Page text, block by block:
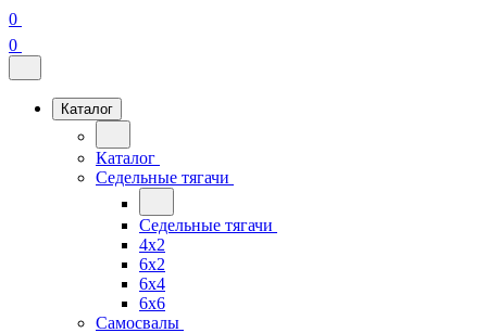
0
0
Каталог
Каталог
Седельные тягачи
Седельные тягачи
4x2
6x2
6x4
6x6
Самосвалы